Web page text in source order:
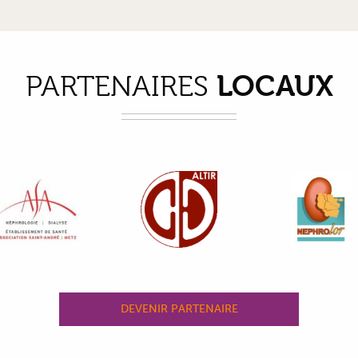
PARTENAIRES LOCAUX
DEVENIR PARTENAIRE